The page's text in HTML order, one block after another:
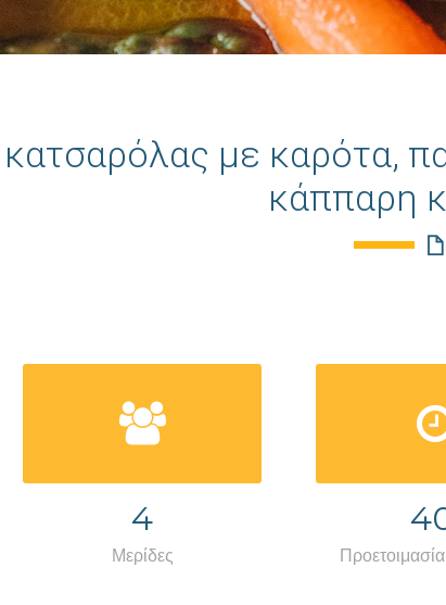
με καρότα,
κάππαρη
4
Μερίδες